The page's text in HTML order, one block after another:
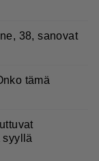
38, sanovat
tämä